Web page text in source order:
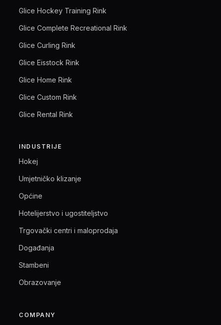
Glice Hockey Training Rink
Glice Complete Recreational Rink
Glice Curling Rink
Glice Eisstock Rink
Glice Home Rink
Glice Custom Rink
Glice Rental Rink
INDUSTRIJE
Hokej
Umjetničko klizanje
Općine
Hotelijerstvo i ugostiteljstvo
Trgovački centri i maloprodaja
Događanja
Stambeni
Obrazovanje
COMPANY